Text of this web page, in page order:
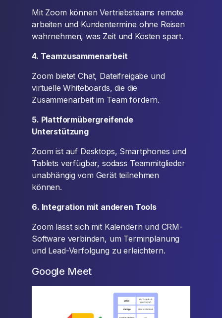
Mit Zoom können Vertriebsteams remote
arbeiten und Kundentermine ohne Reisen
wahrnehmen, was Zeit und Kosten spart.
4. Teamzusammenarbeit
Zoom bietet Chat, Dateifreigabe und
virtuelle Whiteboards, die die
Zusammenarbeit im Team fördern.
5. Plattformübergreifende
Unterstützung
Zoom ist auf Desktops, Smartphones und
Tablets verfügbar, sodass Teammitglieder
unabhängig vom Gerät teilnehmen
können.
6. Integration mit anderen Tools
Zoom lässt sich mit Kalendern und CRM-
Software verbinden, um Terminplanung
und Lead-Verfolgung zu erleichtern.
Google Meet